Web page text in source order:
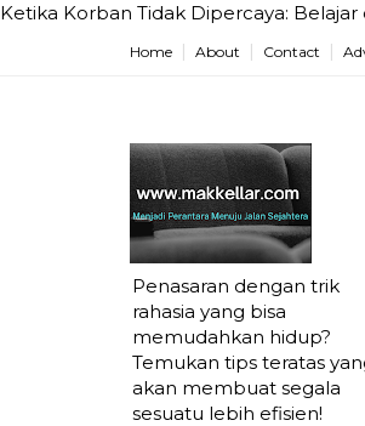
Ketika Korban Tidak Dipercaya:
Home About Contact
Penasaran dengan trik
rahasia yang bisa
memudahkan hidup?
Temukan tips teratas
akan membuat segala
sesuatu lebih efisien!